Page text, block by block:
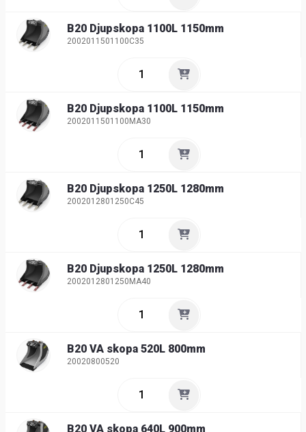
B20 Djupskopa 1100L 1150mm
2002011501100C35
B20 Djupskopa 1100L 1150mm
2002011501100MA30
B20 Djupskopa 1250L 1280mm
2002012801250C45
B20 Djupskopa 1250L 1280mm
2002012801250MA40
B20 VA skopa 520L 800mm
20020800520
B20 VA skopa 640L 900mm